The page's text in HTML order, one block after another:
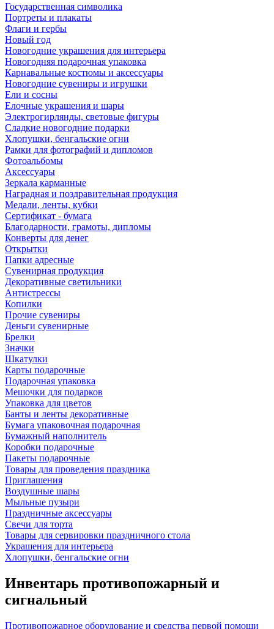
Государственная символика
Портреты и плакаты
Флаги и гербы
Новый год
Новогодние украшения для интерьера
Новогодняя подарочная упаковка
Карнавальные костюмы и аксессуары
Новогодние сувениры и игрушки
Ели и сосны
Елочные украшения и шары
Электрогирлянды, световые фигуры
Сладкие новогодние подарки
Хлопушки, бенгальские огни
Рамки для фотографий и дипломов
Фотоальбомы
Аксессуары
Зеркала карманные
Наградная и поздравительная продукция
Медали, ленты, кубки
Сертификат - бумага
Благодарности, грамоты, дипломы
Конверты для денег
Открытки
Папки адресные
Сувенирная продукция
Декоративные светильники
Антистрессы
Копилки
Прочие сувениры
Деньги сувенирные
Брелки
Значки
Шкатулки
Карты подарочные
Подарочная упаковка
Мешочки для подарков
Упаковка для цветов
Банты и ленты декоративные
Бумага упаковочная подарочная
Бумажный наполнитель
Коробки подарочные
Пакеты подарочные
Товары для проведения праздника
Приглашения
Воздушные шары
Мыльные пузыри
Праздничные аксессуары
Свечи для торта
Товары для сервировки праздничного стола
Украшения для интерьера
Хлопушки, бенгальские огни
Инвентарь противопожарный и
сигнальный
Противопожарное оборудование и средства первой помощи